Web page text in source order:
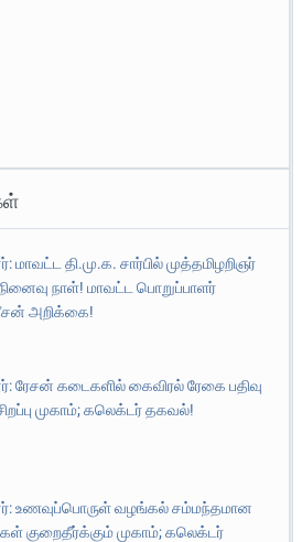
மாவட்ட தி.மு.க. சார்பில் முத்தமிழறிஞர்
நாள்! மாவட்ட பொறுப்பாளர்
அறிக்கை!
ரேசன் கடைகளில் கைவிரல் ரேகை பதிவு
முகாம்; கலெக்டர் தகவல்!
உணவுப்பொருள் வழங்கல் சம்மந்தமான
குறைதீர்க்கும் முகாம்; கலெக்டர்